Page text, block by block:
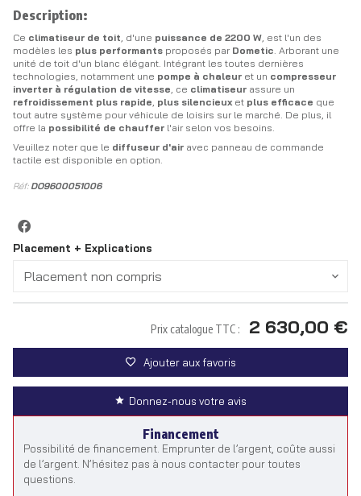
Description:
Ce climatiseur de toit, d'une puissance de 2200 W, est l'un des
modèles les plus performants proposés par Dometic. Arborant une
unité de toit d'un blanc élégant. Intégrant les toutes dernières
technologies, notamment une pompe à chaleur et un compresseur
inverter à régulation de vitesse, ce climatiseur assure un
refroidissement plus rapide, plus silencieux et plus efficace que
tout autre système pour véhicule de loisirs sur le marché. De plus, il
offre la possibilité de chauffer l'air selon vos besoins.
Veuillez noter que le diffuseur d'air avec panneau de commande
tactile est disponible en option.
Réf: DO9600051006
Placement + Explications
Placement non compris
Prix catalogue TTC : 2 630,00 €
Ajouter aux favoris
Donnez-nous votre avis
Financement
Possibilité de financement. Emprunter de l’argent, coûte aussi
de l’argent. N’hésitez pas à nous contacter pour toutes
questions.